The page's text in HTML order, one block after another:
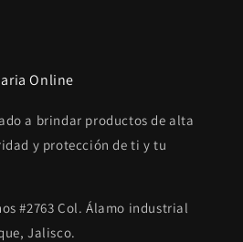
Online
a brindar productos de alta
y protección de ti y tu
#2763 Col. Álamo industrial
Jalisco.